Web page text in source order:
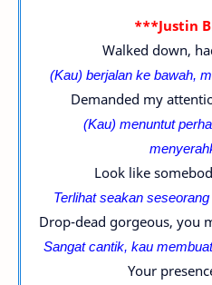
***Justin
Walked down,
(Kau) berjalan ke bawah,
Demanded my
(Kau) menuntut
Look like
Terlihat seakan
Drop-dead gorgeous, you
Sangat cantik, kau
Your